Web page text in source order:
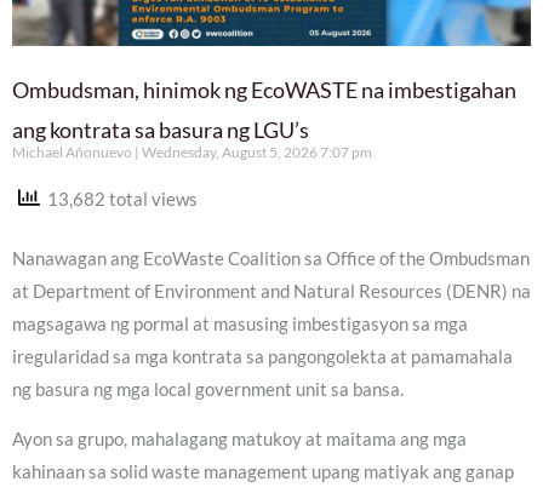
Ombudsman, hinimok ng EcoWASTE na imbestigahan
ang kontrata sa basura ng LGU’s
Michael Añonuevo Wednesday, August 5, 2026 7:07 pm
13,682 total views
Nanawagan ang EcoWaste Coalition sa Office of the Ombudsman
at Department of Environment and Natural Resources (DENR) na
magsagawa ng pormal at masusing imbestigasyon sa mga
iregularidad sa mga kontrata sa pangongolekta at pamamahala
ng basura ng mga local government unit sa bansa.
Ayon sa grupo, mahalagang matukoy at maitama ang mga
kahinaan sa solid waste management upang matiyak ang ganap